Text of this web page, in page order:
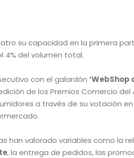
su capacidad en la primera
4% del volumen total.
con el galardón ‘WebShop
de los Premios Comercio del
a través de su votación
han valorado variables como la
, la entrega de pedidos, las